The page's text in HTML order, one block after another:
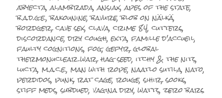
le
abyecta,alambrada,ansiax,apes of the state,
b.a.d.g.e.,bakounine,bavure,blob on nälkä,
bordger,cave sex,clava,crime 84,cutters,
discordance,dry cough,exta,famille d'accueil,
faulty cognitions,fog,gefyr,global
thermonuclear war,hag seed,itchy & the nits,
lucta,m.a.c.e.,man with rope,naatlo sutila,nato,
perdidos,punk,rat cage,rouge,sihir,sooks,
stiff meds,subdued,vagina dry,watts,zero bars